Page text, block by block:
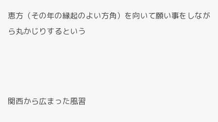
恵方（その年の縁起のよい方角）を向いて願い事をしなが
ら丸かじりするという
関西から広まった風習